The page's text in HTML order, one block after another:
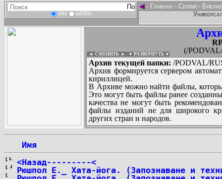
«И» «ИЛИ»
◄- Главная - Сервис-
(/
◄ СМЕНИТЬ ► ▼ РАЗВЕРНУТЬ ▼
Архив текущей папки: /PODVAL/
Архив формируется сервером
кириллицей.
В Архиве можно найти файлы,
Это могут быть файлы ранее
качества не могут быть
файлы изданий не для широкого
других стран и народов.
Имя
<Назад---------<
Рюшпол Е._ Хата-йога. (Запознаване и